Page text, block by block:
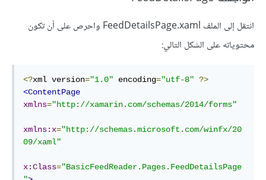
انتقل إلى الملف FeedDetailsPage.xaml واحرص على أن تكون
محتوياته على الشكل التالي:
<?xml version="1.0" encoding="utf-8" ?>
<ContentPage
xmlns="http://xamarin.com/schemas/2014/forms"
xmlns:x="http://schemas.microsoft.com/winfx/20
09/xaml"
x:Class="BasicFeedReader.Pages.FeedDetailsPage